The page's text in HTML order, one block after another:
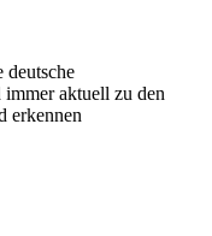
deutsche
aktuell zu den
erkennen